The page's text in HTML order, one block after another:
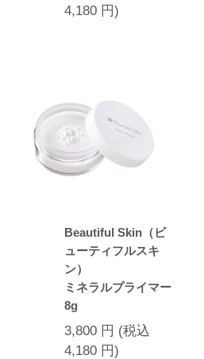
4,180 円)
Beautiful Skin（ビ
ューティフルスキ
ン）
ミネラルプライマー
8g
3,800 円 (税込
4,180 円)